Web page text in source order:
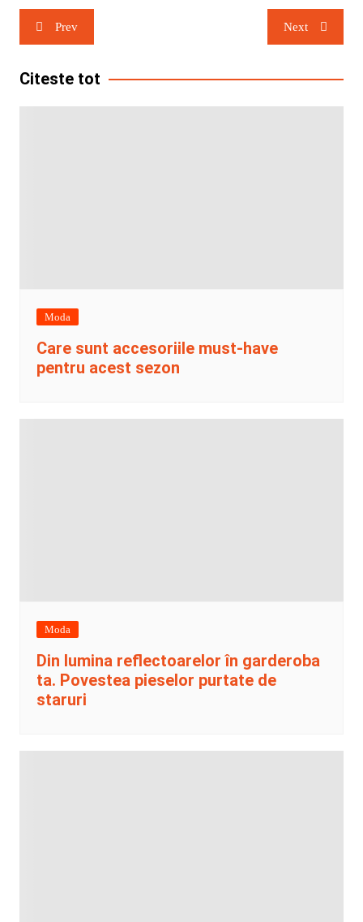
Navigare
în
articole
Prev Next
Citeste tot
Moda
Care sunt accesoriile must-have
pentru acest sezon
Moda
Din lumina reflectoarelor în garderoba
ta. Povestea pieselor purtate de
staruri